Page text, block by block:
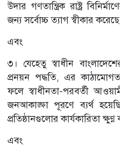
উদার গণতান্ত্রিক রাষ্ট্র
জন্য সর্বোচ্চ ত্যাগ স্বীকার
এবং
৩। যেহেতু স্বাধীন
প্রনয়ন পদ্ধতি, এর
ফলে স্বাধীনতা-পরবর্তী
জনআকাঙ্ক্ষা পূরণে ব্যর্থ
প্রতিষ্ঠানগুলোর কার্যকারিতা
এবং